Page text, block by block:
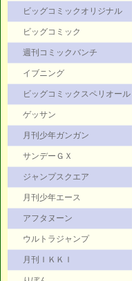
ビッグコミックオリジナル
ビッグコミック
週刊コミックバンチ
イブニング
ビッグコミックスペリオール
ゲッサン
月刊少年ガンガン
サンデーＧＸ
ジャンプスクエア
月刊少年エース
アフタヌーン
ウルトラジャンプ
月刊ＩＫＫＩ